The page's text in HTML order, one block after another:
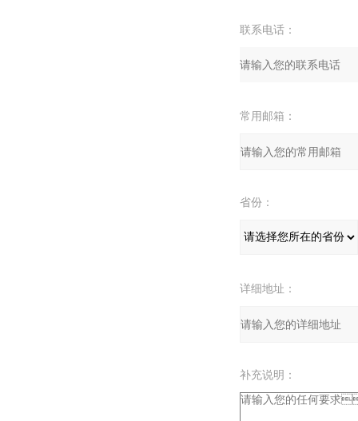
联系电话：
常用邮箱：
省份：
详细地址：
补充说明：